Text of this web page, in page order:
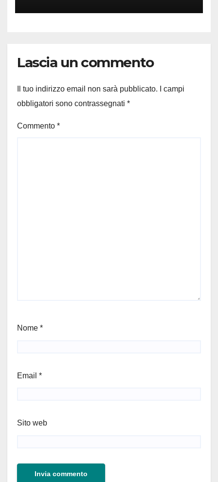
Lascia un commento
Il tuo indirizzo email non sarà pubblicato.
I campi
obbligatori sono contrassegnati *
Commento *
Nome *
Email *
Sito web